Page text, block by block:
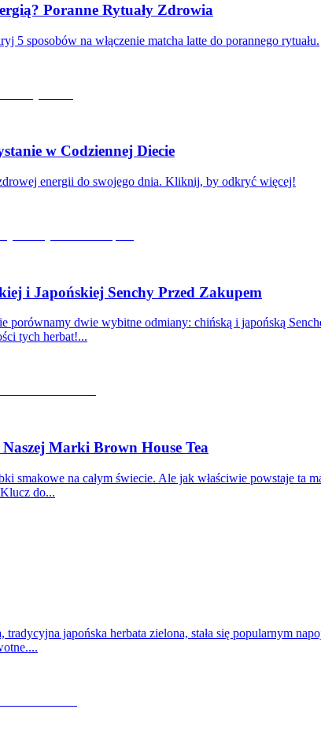
Poranne Rytuały Zdrowia
5 sposobów na włączenie matcha latte do porannego rytuału.
w Codziennej Diecie
energii do swojego dnia. Kliknij, by odkryć więcej!
i Japońskiej Senchy Przed Zakupem
porównamy dwie wybitne odmiany: chińską i japońską
tych herbat!...
Marki Brown House Tea
smakowe na całym świecie. Ale jak właściwie powstaje ta
do...
japońska herbata zielona, stała się popularnym